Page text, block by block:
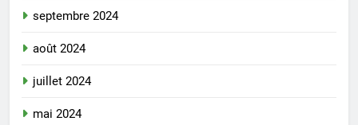
septembre 2024
août 2024
juillet 2024
mai 2024